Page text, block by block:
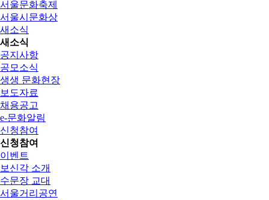
서울문화축제
서울시문화상
새소식
새소식
공지사항
공모소식
생생 문화현장
보도자료
채용공고
e-문화알림
신청참여
신청참여
이벤트
보신각 소개
수문장 교대
서울거리공연